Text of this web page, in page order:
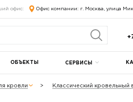
офис: Офис компании: г. Москва, улица
ОБЪЕКТЫ СЕРВИСЫ
кровли Классический кровельный